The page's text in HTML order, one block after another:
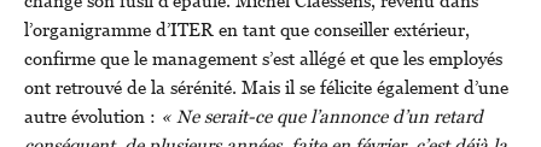
l’organigramme d’ITER en tant que conseiller extérieur,
confirme que le management s’est allégé et que les employés
ont retrouvé de la sérénité. Mais il se félicite également d’une
autre évolution : « Ne serait-ce que l’annonce d’un retard